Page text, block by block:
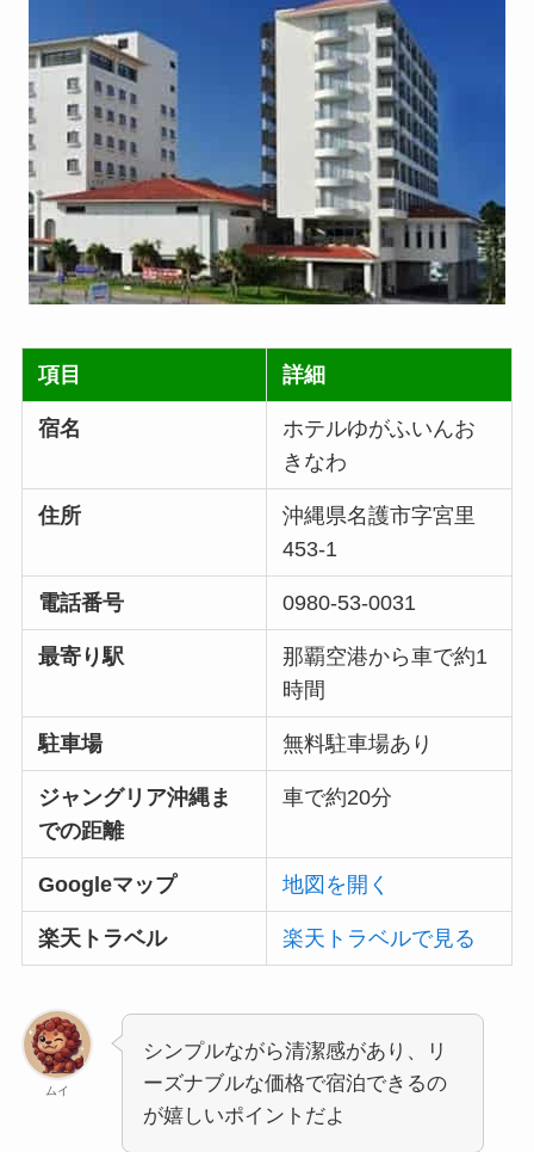
項目 詳細
宿名
ホテルゆがふいんお
きなわ
住所
沖縄県名護市字宮里
453-1
電話番号 0980-53-0031
最寄り駅
那覇空港から車で約1
時間
駐車場 無料駐車場あり
ジャングリア沖縄ま
での距離
車で約20分
Googleマップ 地図を開く
楽天トラベル 楽天トラベルで見る
ムイ
シンプルながら清潔感があり、リ
ーズナブルな価格で宿泊できるの
が嬉しいポイントだよ